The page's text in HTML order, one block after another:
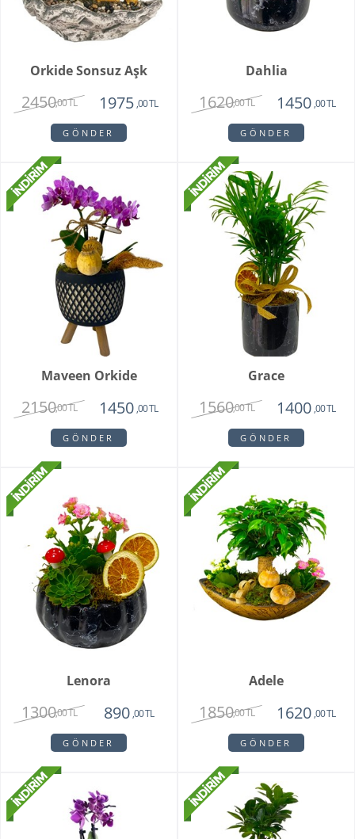
Orkide Sonsuz Aşk
2450,00 TL 1975 ,00 TL
GÖNDER
Dahlia
1620,00 TL 1450 ,00 TL
GÖNDER
Maveen Orkide
2150,00 TL 1450 ,00 TL
GÖNDER
Grace
1560,00 TL 1400 ,00 TL
GÖNDER
Lenora
1300,00 TL 890 ,00 TL
GÖNDER
Adele
1850,00 TL 1620 ,00 TL
GÖNDER